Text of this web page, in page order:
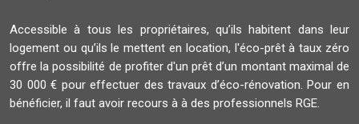
Accessible à tous les propriétaires, qu’ils habitent dans leur
logement ou qu’ils le mettent en location, l'éco-prêt à taux zéro
offre la possibilité de profiter d'un prêt d’un montant maximal de
30 000 € pour effectuer des travaux d’éco-rénovation. Pour en
bénéficier, il faut avoir recours à à des professionnels RGE.